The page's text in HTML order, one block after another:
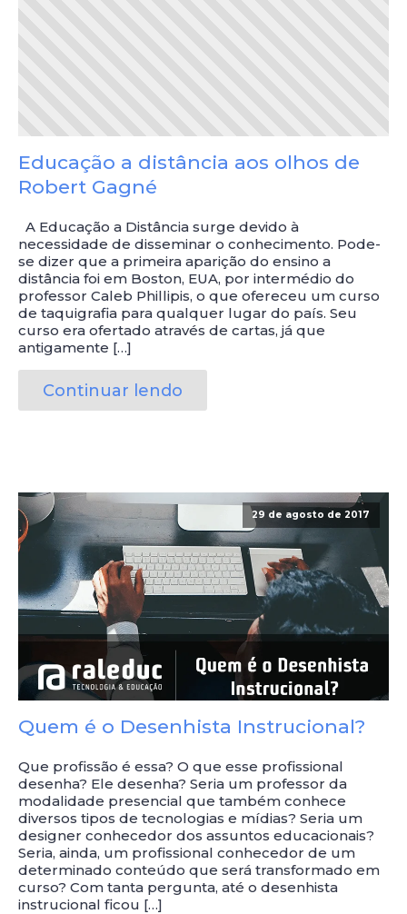
Educação a distância aos olhos de
Robert Gagné
A Educação a Distância surge devido à
necessidade de disseminar o conhecimento. Pode-
se dizer que a primeira aparição do ensino a
distância foi em Boston, EUA, por intermédio do
professor Caleb Phillipis, o que ofereceu um curso
de taquigrafia para qualquer lugar do país. Seu
curso era ofertado através de cartas, já que
antigamente […]
Continuar lendo
29 de agosto de 2017
Quem é o Desenhista Instrucional?
Que profissão é essa? O que esse profissional
desenha? Ele desenha? Seria um professor da
modalidade presencial que também conhece
diversos tipos de tecnologias e mídias? Seria um
designer conhecedor dos assuntos educacionais?
Seria, ainda, um profissional conhecedor de um
determinado conteúdo que será transformado em
curso? Com tanta pergunta, até o desenhista
instrucional ficou […]